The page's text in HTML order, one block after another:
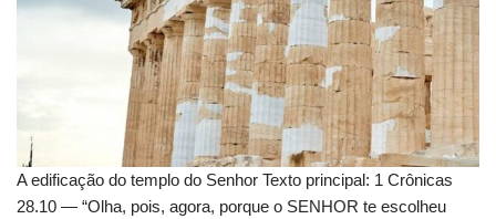
A edificação do templo do Senhor Texto principal: 1 Crônicas
28.10 — “Olha, pois, agora, porque o SENHOR te escolheu